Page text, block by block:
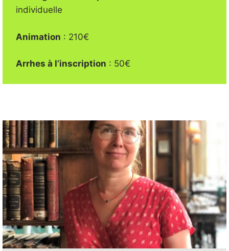
individuelle
Animation : 210€
Arrhes à l’inscription : 50€